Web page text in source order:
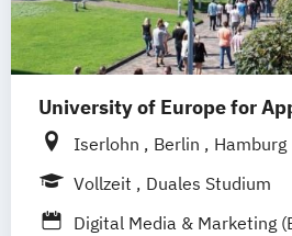
University of Europe for
Iserlohn Berlin
Hamburg
UE Innovation Hub
Vollzeit
Duales Studium
Digital Media & Marketing